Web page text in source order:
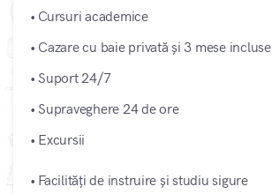
• Cursuri academice
• Cazare cu baie privată și 3 mese incluse
• Suport 24/7
• Supraveghere 24 de ore
• Excursii
• Facilități de instruire și studiu sigure